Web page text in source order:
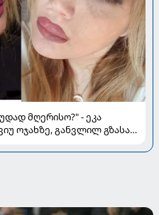
მღერისო?" - ეკა
ოჯახზე, განვლილ გზასა